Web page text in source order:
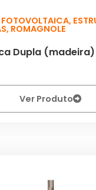
FOTOVOLTAICA,
, ROMAGNOLE
Dupla
Ver Produto